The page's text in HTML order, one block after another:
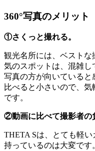
360°写真のメリット
①さくっと撮れる。
観光名所には、ベストな
気のスポットは、混雑し
写真の方が向いている
比べると小さいので、
です。
②動画に比べて撮影者の
THETA Sは、とても軽
持っているのは大変で